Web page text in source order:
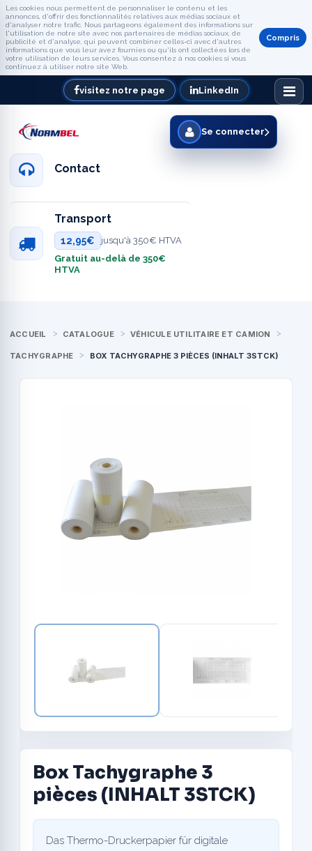
Les cookies nous permettent de personnaliser le contenu et les
annonces, d'offrir des fonctionnalités relatives aux médias sociaux et
d'analyser notre trafic. Nous partageons également des informations sur
l'utilisation de notre site avec nos partenaires de médias sociaux, de
publicité et d'analyse, qui peuvent combiner celles-ci avec d'autres
informations que vous leur avez fournies ou qu'ils ont collectées lors de
votre utilisation de leurs services. Vous consentez à nos cookies si vous
continuez à utiliser notre site Web.
Compris
visitez notre page LinkedIn
Contact
Transport
12,95€
jusqu'à 350€ HTVA
Gratuit au-delà de 350€
HTVA
Se connecter
ACCUEIL CATALOGUE VÉHICULE UTILITAIRE ET CAMION
TACHYGRAPHE BOX TACHYGRAPHE 3 PIÈCES (INHALT 3STCK)
Box Tachygraphe 3
pièces (INHALT 3STCK)
Das Thermo-Druckerpapier für digitale